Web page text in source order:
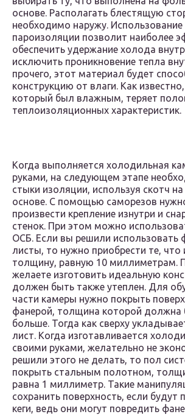
основе. Располагать блестящую
необходимо наружу. Использование
пароизоляции позволит наиболее
обеспечить удержание холода
исключить проникновение тепла
прочего, этот материал будет
конструкцию от влаги. Как
который был влажным, теряет
теплоизоляционных характеристик.
Когда выполняется холодильная
руками, на следующем этапе
стыки изоляции, используя скотч
основе. С помощью саморезов
произвести крепление изнутри и
стенок. При этом можно
ОСБ. Если вы решили использовать
листы, то нужно приобрести те,
толщину, равную 10 миллиметрам.
желаете изготовить идеальную
должен быть также утеплен. Для
части камеры нужно покрыть
фанерой, толщина которой должна
больше. Тогда как сверху
лист. Когда изготавливается
своими руками, желательно не
решили этого не делать, то пол
покрыть стальным полотном,
равна 1 миллиметр. Такие
сохранить поверхность, если будут
кеги, ведь они могут повредить